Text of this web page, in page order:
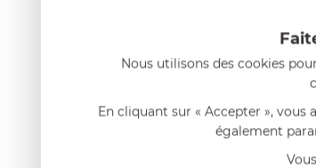
Nous utilisons des cookies
En cliquant sur « Accepter », vous
également